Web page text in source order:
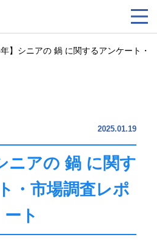
年】シニアの 鍋 に関するアンケート・
2025.01.19
ニアの 鍋 に関す
・市場調査レポ
ート